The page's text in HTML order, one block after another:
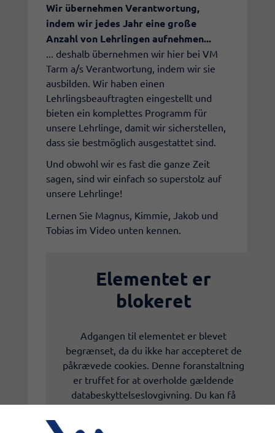
Wir übernehmen Verantwortung,
indem wir jedes Jahr eine große
Anzahl von Lehrlingen aufnehmen...
... deshalb übernehmen wir hier bei VM
Tarm a/s Verantwortung, indem wir sie
ausbilden. Wir haben einen
Lehrlingsbeauftragten eingestellt und
bieten ein komplettes Programm für
unsere Lehrlinge, damit wir sicherstellen,
dass sie bestmöglich ausgestattet sind.
Und obwohl wir es fast die ganze Zeit
sagen, sind wir einfach so superstolz auf
unsere Lehrlinge!
Lernen Sie Magnus, Kimmie, Jakob und
Tobias im Video unten kennen.
Elementet er
blokeret
Adgangen til elementet er blevet
begrænset, da du ikke har accepteret de
påkrævede cookies. Denne foranstaltning
er truffet for at overholde gældende
databeskyttelseslovgivning. Du kan få